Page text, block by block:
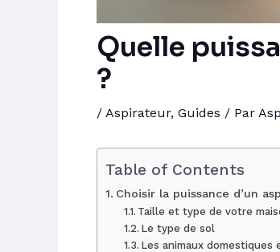
Quelle
?
/ Aspirateur, Guides / Par
Table of Contents
Choisir la puissance d’un
Taille et type de votre
Le type de sol
Les animaux domestiques